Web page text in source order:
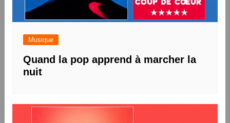
Musique
Quand la pop apprend à marcher la
nuit